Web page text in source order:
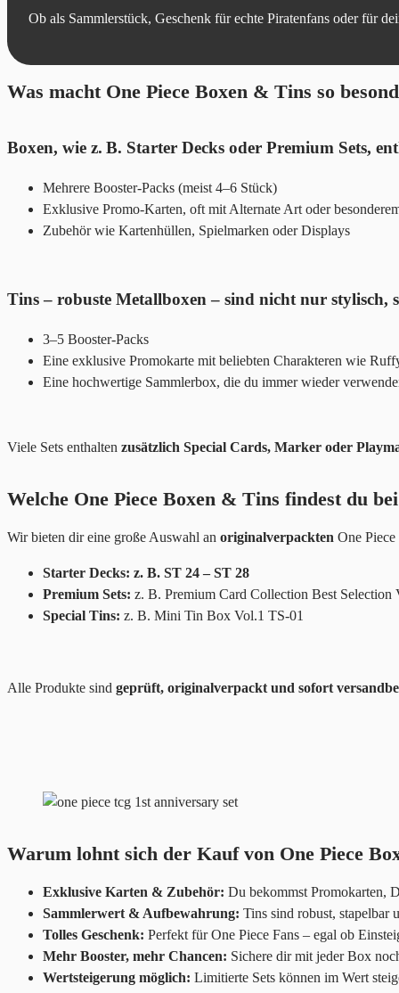
Ob als Sammlerstück, Geschenk für echte Piratenfans oder für
Was macht One Piece Boxen & Tins so
Boxen, wie z. B. Starter Decks oder Premium Sets,
Mehrere Booster-Packs (meist 4–6 Stück)
Exklusive Promo-Karten, oft mit Alternate Art oder
Zubehör wie Kartenhüllen, Spielmarken oder Displays
Tins – robuste Metallboxen – sind nicht nur
3–5 Booster-Packs
Eine exklusive Promokarte mit beliebten Charakteren wie
Eine hochwertige Sammlerbox, die du immer wieder
Viele Sets enthalten zusätzlich Special Cards, Marker oder
Welche One Piece Boxen & Tins findest du
Wir bieten dir eine große Auswahl an originalverpackten One
Starter Decks: z. B. ST 24 – ST 28
Premium Sets: z. B. Premium Card Collection Best Selection
Special Tins: z. B. Mini Tin Box Vol.1 TS-01
Alle Produkte sind geprüft, originalverpackt und sofort
Warum lohnt sich der Kauf von One Piece
Exklusive Karten & Zubehör: Du bekommst Promokarten,
Sammlerwert & Aufbewahrung: Tins sind robust, stapelbar
Tolles Geschenk: Perfekt für One Piece Fans – egal ob
Mehr Booster, mehr Chancen: Sichere dir mit jeder Box
Wertsteigerung möglich: Limitierte Sets können im Wert